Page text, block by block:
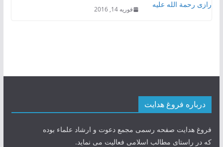
فوریه 14, 2016
درباره فروغ هدایت
فروغ هدایت صفحه رسمی مجمع دعوت و ارشاد علماء بوده
که در راستای مطالب اسلامی فعالیت می نماید.